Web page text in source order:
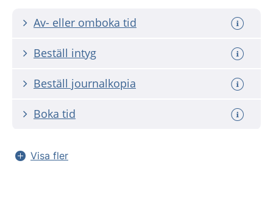
Av- eller omboka tid
Beställ intyg
Beställ journalkopia
Boka tid
Visa fler